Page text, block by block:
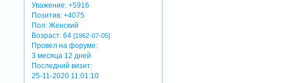
Уважение: +5916
Позитив: +4075
Пол: Женский
Возраст: 64[1962-07-05]
Провел на форуме:
3 месяца 12 дней
Последний визит:
25-11-2020 11:01:10